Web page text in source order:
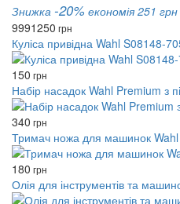
Знижка -20% економія 251 грн
9991250 грн
Куліса привідна Wahl S08148-
150 грн
Набір насадок Wahl Premium з
340 грн
Тримач ножа для машинок
180 грн
Олія для інструментів та